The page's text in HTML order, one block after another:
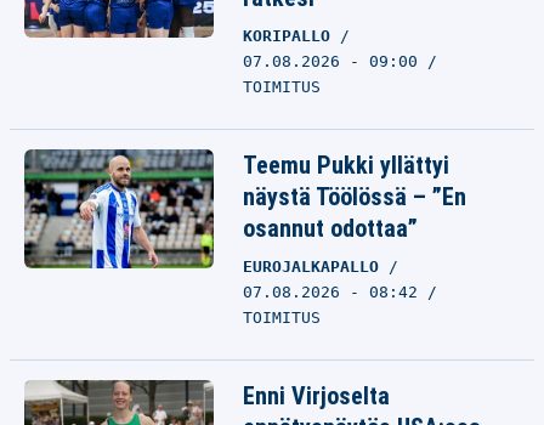
KORIPALLO
07.08.2026 - 09:00
TOIMITUS
Teemu Pukki yllättyi
näystä Töölössä – ”En
osannut odottaa”
EUROJALKAPALLO
07.08.2026 - 08:42
TOIMITUS
Enni Virjoselta